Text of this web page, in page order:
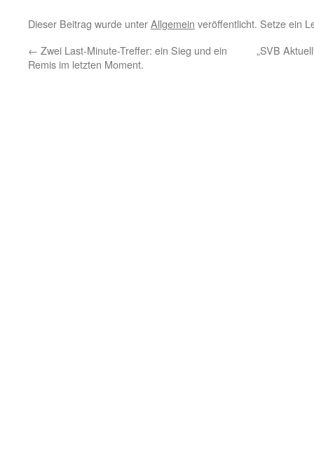
Dieser Beitrag wurde unterAllgemein veröffentlicht. Setze ein
← Zwei Last-Minute-Treffer: ein Sieg und ein
Remis im letzten Moment.
„SVB